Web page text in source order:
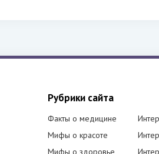
Рубрики сайта
Факты о медицине
Мифы о красоте
Мифы о здоровье